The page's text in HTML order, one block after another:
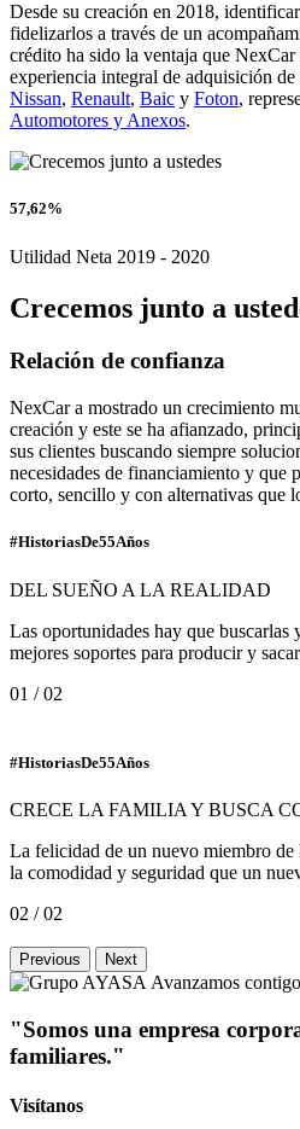
Desde su creación en 2018,
fidelizarlos a través de un
crédito ha sido la ventaja que NexCar
experiencia integral de adquisición
Nissan, Renault, Baic y Foton,
Automotores y Anexos.
57,62%
Utilidad Neta 2019 - 2020
Crecemos junto a
Relación de confianza
NexCar a mostrado un crecimiento
creación y este se ha afianzado,
sus clientes buscando siempre
necesidades de financiamiento y que
corto, sencillo y con alternativas que
#HistoriasDe55Años
DEL SUEÑO A LA REALIDAD
Las oportunidades hay que buscarlas
mejores soportes para producir y
01 / 02
#HistoriasDe55Años
CRECE LA FAMILIA Y BUSCA
La felicidad de un nuevo miembro
la comodidad y seguridad que un
02 / 02
Previous Next
Avanzamos contigo
"Somos una empresa
familiares."
Visítanos